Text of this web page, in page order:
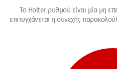
Το Holter ρυθμού είναι μία μη
επιτυγχάνεται η συνεχής